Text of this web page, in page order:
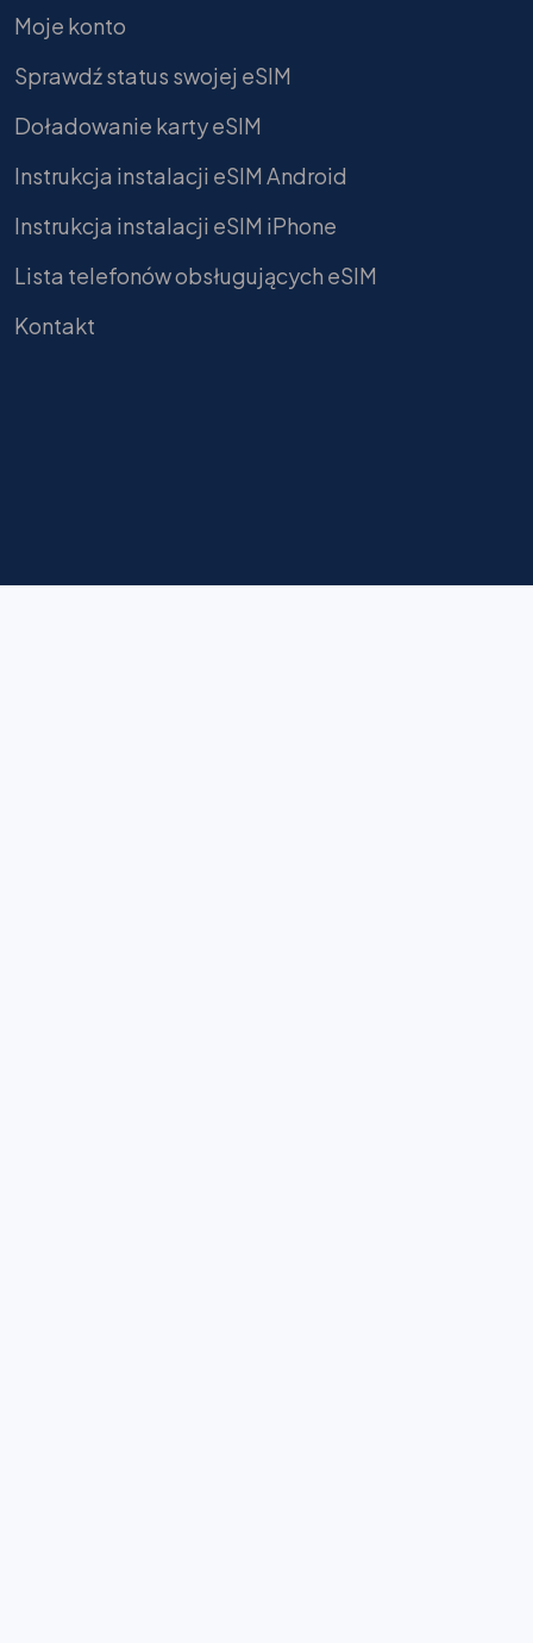
Moje konto
Sprawdź status swojej eSIM
Doładowanie karty eSIM
Instrukcja instalacji eSIM Android
Instrukcja instalacji eSIM iPhone
Lista telefonów obsługujących eSIM
Kontakt